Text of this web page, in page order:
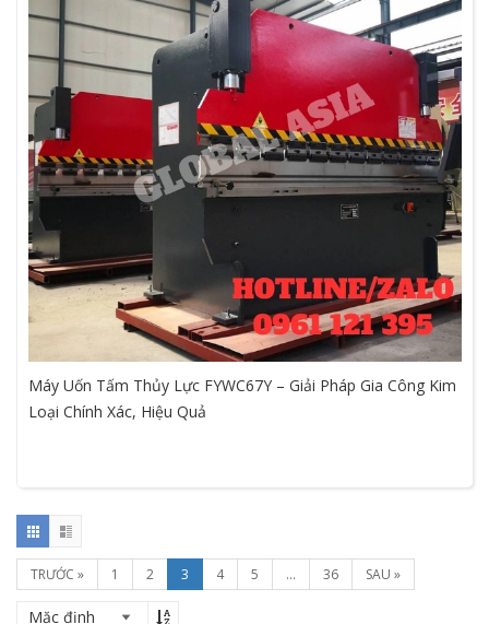
Máy Uốn Tấm Thủy Lực FYWC67Y – Giải Pháp Gia Công Kim
Loại Chính Xác, Hiệu Quả
TRƯỚC » 1 2 3 4 5 ... 36 SAU »